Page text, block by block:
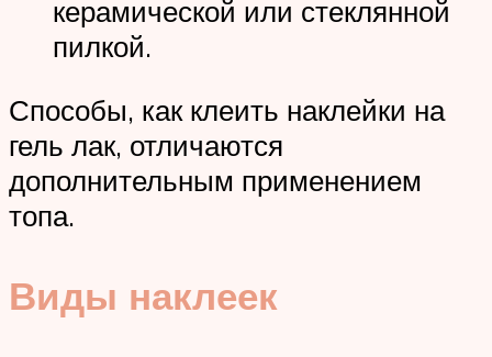
керамической или стеклянной
пилкой.
Способы, как клеить наклейки на
гель лак, отличаются
дополнительным применением
топа.
Виды наклеек